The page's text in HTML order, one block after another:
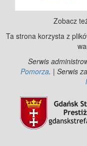
Zobacz
Ta strona korzysta z
Serwis
Pomorza. | Serwis